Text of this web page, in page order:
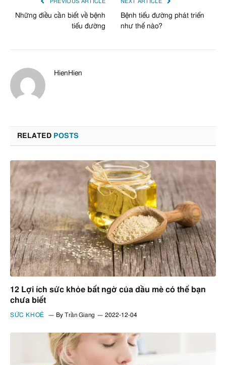
PREVIOUS ARTICLE
Những điều cần biết về bệnh
tiểu đường
NEXT ARTICLE
Bệnh tiểu đường phát triển
như thế nào?
HienHien
RELATED POSTS
12 Lợi ích sức khỏe bất ngờ của dầu mè có thể bạn
chưa biết
SỨC KHOẺ By Trần Giang 2022-12-04